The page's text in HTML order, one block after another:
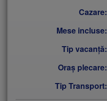
Cazare:
Mese incluse:
Tip vacanţă:
Oraș plecare:
Tip Transport: